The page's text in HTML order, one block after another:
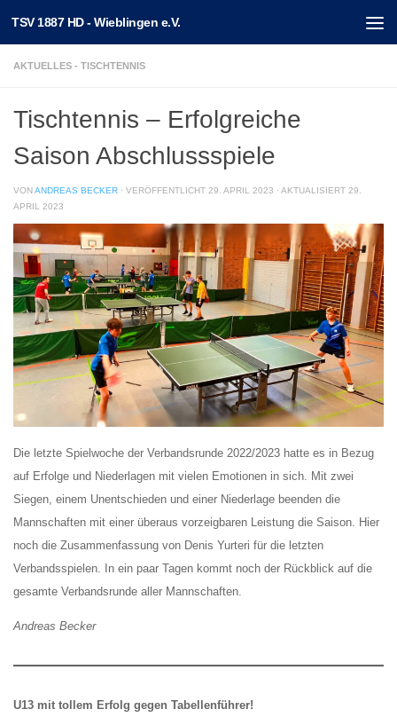
Unter dem Inhalt
TSV 1887 HD - Wieblingen e.V.
AKTUELLES - TISCHTENNIS
Tischtennis – Erfolgreiche
Saison Abschlussspiele
VONANDREAS BECKER · VERÖFFENTLICHT 29. APRIL 2023 · AKTUALISIERT 29.
APRIL 2023
Die letzte Spielwoche der Verbandsrunde 2022/2023 hatte es in Bezug
auf Erfolge und Niederlagen mit vielen Emotionen in sich. Mit zwei
Siegen, einem Unentschieden und einer Niederlage beenden die
Mannschaften mit einer überaus vorzeigbaren Leistung die Saison. Hier
noch die Zusammenfassung von Denis Yurteri für die letzten
Verbandsspielen. In ein paar Tagen kommt noch der Rückblick auf die
gesamte Verbandsrunde aller Mannschaften.
Andreas Becker
U13 mit tollem Erfolg gegen Tabellenführer!